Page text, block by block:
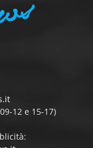
12 e 15-17)